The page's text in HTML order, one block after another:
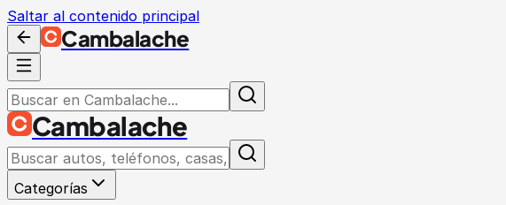
Saltar al contenido principal
Cambalache
Cambalache
Categorías